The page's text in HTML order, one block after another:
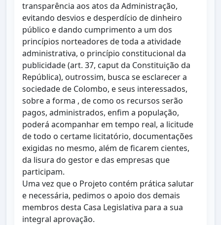
transparência aos atos da Administração,
evitando desvios e desperdício de dinheiro
público e dando cumprimento a um dos
princípios norteadores de toda a atividade
administrativa, o princípio constitucional da
publicidade (art. 37, caput da Constituição da
República), outrossim, busca se esclarecer a
sociedade de Colombo, e seus interessados,
sobre a forma , de como os recursos serão
pagos, administrados, enfim a população,
poderá acompanhar em tempo real, a licitude
de todo o certame licitatório, documentações
exigidas no mesmo, além de ficarem cientes,
da lisura do gestor e das empresas que
participam.
Uma vez que o Projeto contém prática salutar
e necessária, pedimos o apoio dos demais
membros desta Casa Legislativa para a sua
integral aprovação.